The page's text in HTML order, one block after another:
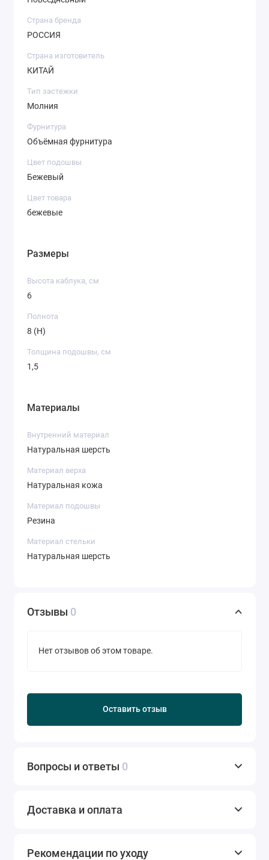
Страна бренда
РОССИЯ
Страна изготовитель
КИТАЙ
Тип застежки
Молния
Фурнитура
Объёмная фурнитура
Цвет подошвы
Бежевый
Цвет товара
бежевые
Размеры
Высота каблука, см
6
Полнота
8 (H)
Толщина подошвы, см
1,5
Материалы
Внутренний материал
Натуральная шерсть
Материал верха
Натуральная кожа
Материал подошвы
Резина
Материал стельки
Натуральная шерсть
Отзывы 0
Нет отзывов об этом товаре.
Оставить отзыв
Вопросы и ответы 0
Доставка и оплата
Рекомендации по уходу